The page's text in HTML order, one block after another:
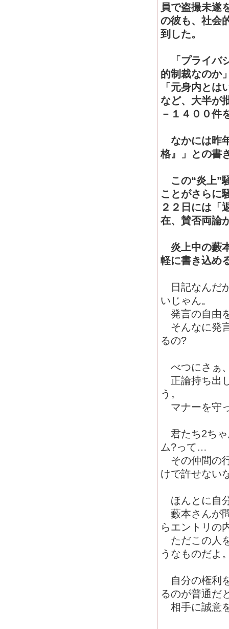
員で盗撮未遂
の彼も、社会
到した。
「プライバ
的制裁なのか
「元身内と
など、大半が
－１４００件
なかには昨
格』」との書
この“炎上”
ことがさらに
２２日には「
在、賛否両論
炎上中の藪
軽に書き込め
日記なんだ
いじゃん。
発言の自由
そんなに発
るの?
べつにさぁ
正論持ち出
う。
マナーを守
君たち2ちゃ
ム?って…
その仲間の
けで許せない
ほんとに自
藪本さんが
らエントリの
ただこの人
うなものだよ
自分の権利
るのが普通だ
相手に誠意